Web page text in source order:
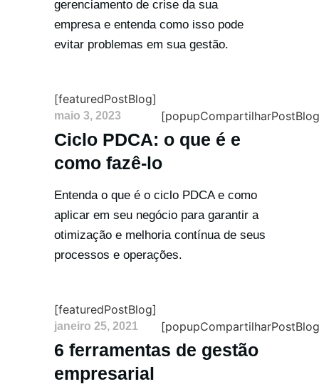
gerenciamento de crise da sua
empresa e entenda como isso pode
evitar problemas em sua gestão.
[featuredPostBlog]
maio 3, 2023
Ciclo PDCA: o que é e
como fazê-lo
Entenda o que é o ciclo PDCA e como
aplicar em seu negócio para garantir a
otimização e melhoria contínua de seus
processos e operações.
[featuredPostBlog]
janeiro 25, 2021
6 ferramentas de gestão
empresarial